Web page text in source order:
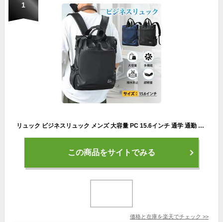
1
リュック ビジネスリュック メンズ 大容量 PC 15.6インチ 通学 通勤 軽量 バックパック 薄型 高校生 防水 防汚性 多機能 リュックサック 出張 旅行 カバン 男女兼用 おしゃれ
この商品をサイトでみる
価格と在庫を楽天でチェック >>